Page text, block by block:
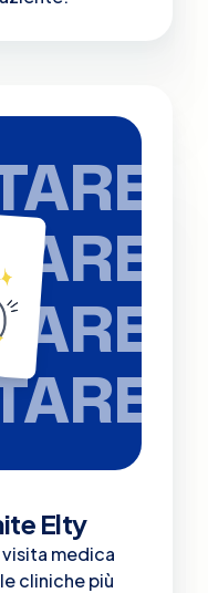
Elty
medica
cliniche più